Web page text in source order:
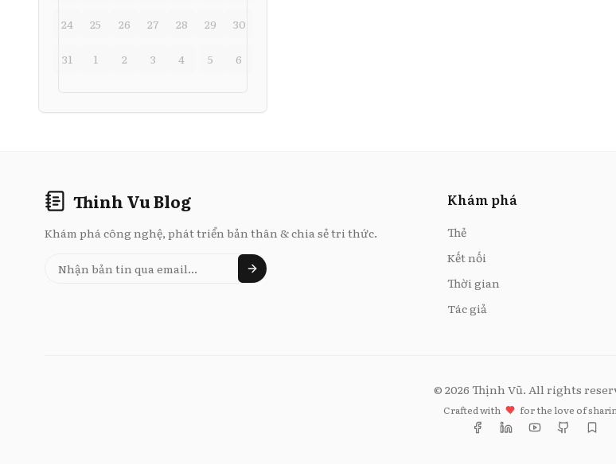
24 25 26 27 28 29 30
31 1 2 3 4 5 6
Thinh Vu Blog
Khám phá công nghệ, phát triển bản thân & chia sẻ tri thức.
Khám phá
Thẻ
Kết nối
Thời gian
Tác giả
© 2026 Thịnh Vũ. All rights
Crafted with for the love of